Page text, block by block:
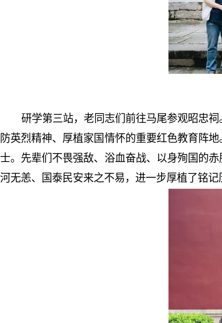
研学第三站，老同志们前往马尾参观昭忠
防英烈精神、厚植家国情怀的重要红色教育阵
士。先辈们不畏强敌、浴血奋战、以身殉国的
河无恙、国泰民安来之不易，进一步厚植了铭